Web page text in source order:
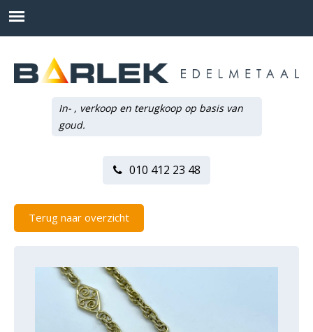
In- , verkoop en terugkoop op basis van
goud.
010 412 23 48
Terug naar overzicht